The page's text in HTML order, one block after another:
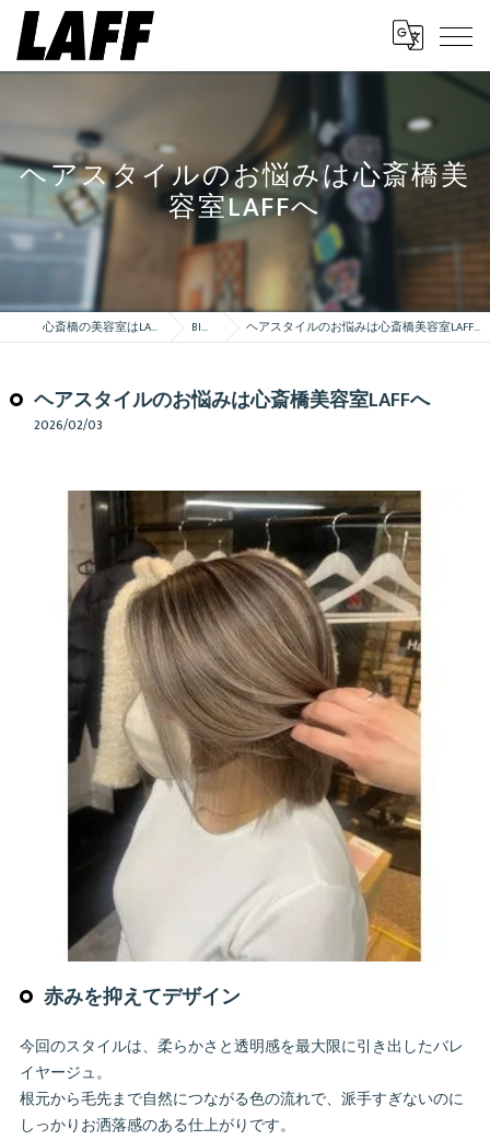
ヘアスタイルのお悩みは心斎橋美
容室LAFFへ
心斎橋の美容室はLAFF Blog ヘアスタイルのお悩みは心斎橋美容室LAFFへ
ヘアスタイルのお悩みは心斎橋美容室LAFFへ
2026/02/03
赤みを抑えてデザイン
今回のスタイルは、柔らかさと透明感を最大限に引き出したバレ
イヤージュ。
根元から毛先まで自然につながる色の流れで、派手すぎないのに
しっかりお洒落感のある仕上がりです。